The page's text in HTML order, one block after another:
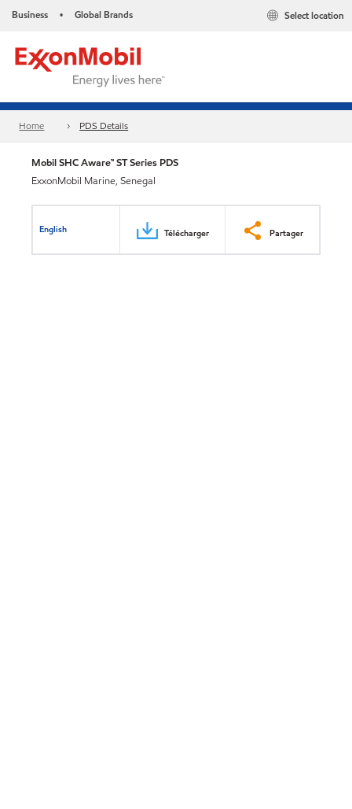
Business • Global Brands Select location
Home PDS Details
Mobil SHC Aware™ ST Series PDS
ExxonMobil Marine, Senegal
English Télécharger Partager